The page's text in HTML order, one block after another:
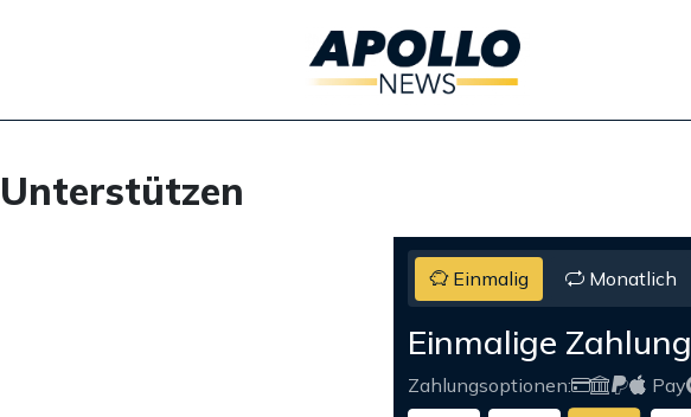
Unterstützen
Einmalig Monatlich
Einmalige Zahlung
Zahlungsoptionen: Pay